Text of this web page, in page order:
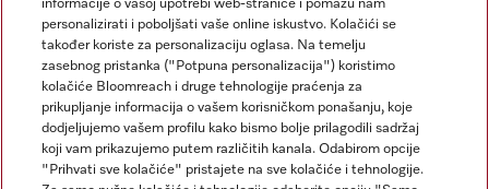
Impresum
Miele na Instagramu
Miele na Facebooku
informacije o vašoj upotrebi web-stranice i pomažu nam
personalizirati i poboljšati vaše online iskustvo. Kolačići se
također koriste za personalizaciju oglasa. Na temelju
zasebnog pristanka ("Potpuna personalizacija") koristimo
kolačiće Bloomreach i druge tehnologije praćenja za
prikupljanje informacija o vašem korisničkom ponašanju, koje
dodjeljujemo vašem profilu kako bismo bolje prilagodili sadržaj
koji vam prikazujemo putem različitih kanala. Odabirom opcije
"Prihvati sve kolačiće" pristajete na sve kolačiće i tehnologije.